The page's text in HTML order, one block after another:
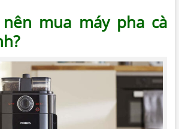
mua máy pha cà